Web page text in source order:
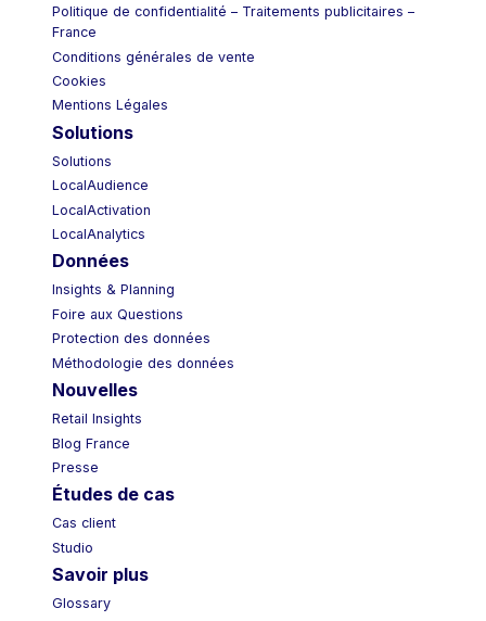
Politique de confidentialité – Traitements publicitaires –
France
Conditions générales de vente
Cookies
Mentions Légales
Solutions
Solutions
LocalAudience
LocalActivation
LocalAnalytics
Données
Insights & Planning
Foire aux Questions
Protection des données
Méthodologie des données
Nouvelles
Retail Insights
Blog France
Presse
Études de cas
Cas client
Studio
Savoir plus
Glossary